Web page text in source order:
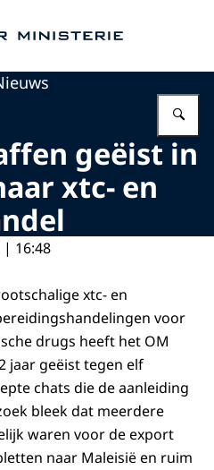
geëist in
xtc- en
| 16:48
xtc- en
voor
drugs heeft het OM
jaar geëist tegen elf
chats die de aanleiding
bleek dat meerdere
waren voor de export
naar Maleisië en ruim